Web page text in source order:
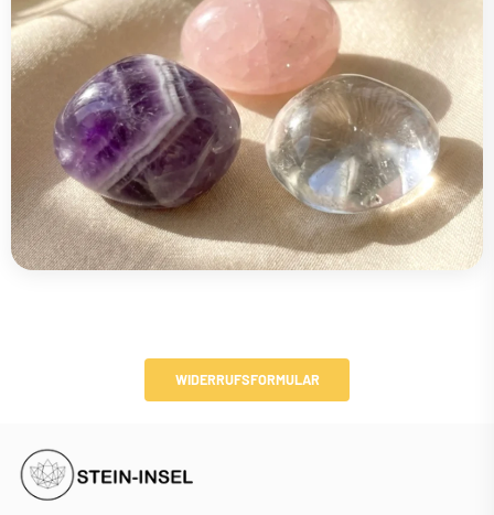
WIDERRUFSFORMULAR